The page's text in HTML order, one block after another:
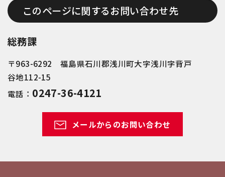
このページに関するお問い合わせ先
総務課
〒963-6292 福島県石川郡浅川町大字浅川字背戸
谷地112-15
電話： 0247-36-4121
メールからのお問い合わせ